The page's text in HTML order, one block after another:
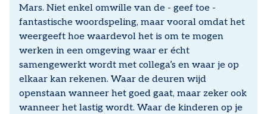
Mars. Niet enkel omwille van de - geef toe -
fantastische woordspeling, maar vooral omdat het
weergeeft hoe waardevol het is om te mogen
werken in een omgeving waar er écht
samengewerkt wordt met collega’s en waar je op
elkaar kan rekenen. Waar de deuren wijd
openstaan wanneer het goed gaat, maar zeker ook
wanneer het lastig wordt. Waar de kinderen op je